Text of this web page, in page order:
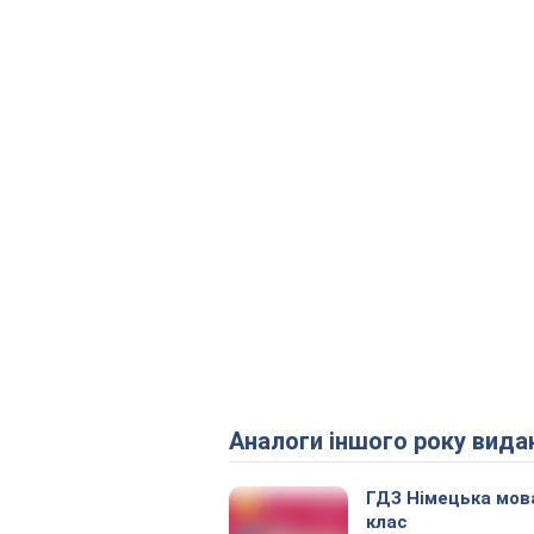
Аналоги іншого року
ГДЗ Німецька
клас